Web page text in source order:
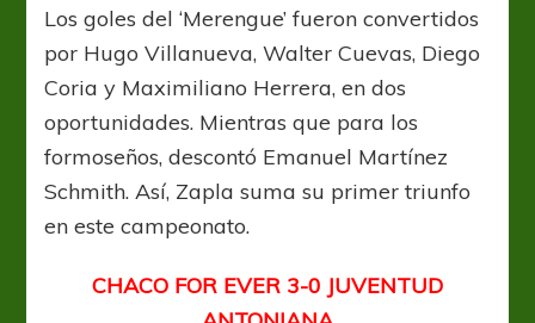
Los goles del ‘Merengue’ fueron convertidos
por Hugo Villanueva, Walter Cuevas, Diego
Coria y Maximiliano Herrera, en dos
oportunidades. Mientras que para los
formoseños, descontó Emanuel Martínez
Schmith. Así, Zapla suma su primer triunfo
en este campeonato.
CHACO FOR EVER 3-0 JUVENTUD